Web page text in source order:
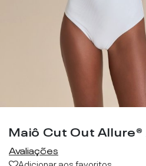
Maiô Cut Out
Avaliações
Adicionar aos favoritos